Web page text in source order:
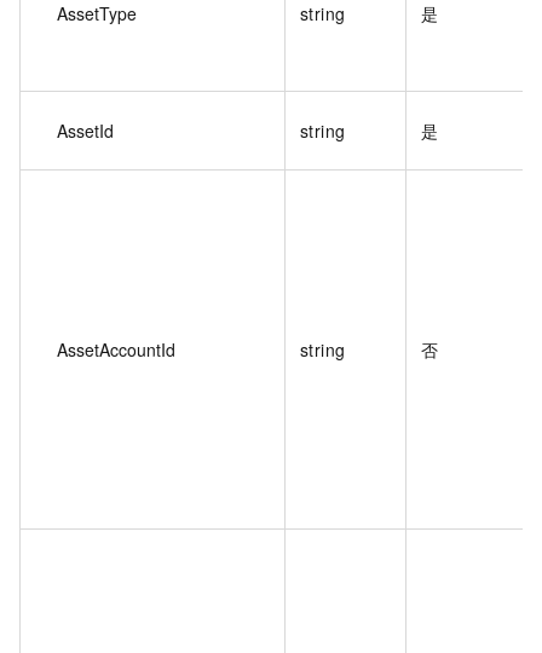
AssetType string 是
AssetId string 是
AssetAccountId string 否